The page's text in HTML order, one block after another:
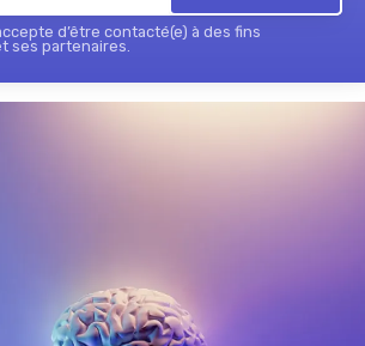
d’être contacté(e) à des fins
ses partenaires.